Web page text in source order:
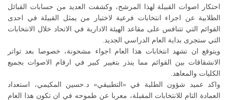
احتكار اصوات القبيلة لهذا المرشح، وكشفت العديد من حسابات القبائل
الطلابية عن اجراء انتخابات فرعية لاختيار من يمثل القبيلة في احدى
القوائم التي تتنافس على مقاعد الهيئة الادارية في الاتحاد خلال الانتخابات
التي ستجرى بداية العام الدراسي الجديد.
ويتوقع ان تشهد انتخابات هذا العام اجواء مشحونة، خصوصا بعد تواتر
الانشقاقات بين القوائم مما ينذر بتغيير كبير في ارقام الاصوات بجميع
الكليات والمعاهد.
واكد عميد شؤون الطلبة في «التطبيقي» د.حسين المكيمي، استعداد
العمادة التام للانتخابات المقبلة، معربا عن طموحه في ان تكون هذا العام